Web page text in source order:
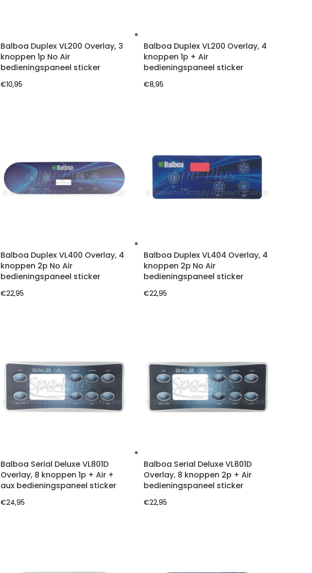
Balboa Duplex VL200 Overlay, 3
knoppen 1p No Air
bedieningspaneel sticker
€10,95
Balboa Duplex VL200 Overlay, 4
knoppen 1p + Air
bedieningspaneel sticker
€8,95
Balboa Duplex VL400 Overlay, 4
knoppen 2p No Air
bedieningspaneel sticker
€22,95
Balboa Duplex VL404 Overlay, 4
knoppen 2p No Air
bedieningspaneel sticker
€22,95
Balboa Serial Deluxe VL801D
Overlay, 8 knoppen 1p + Air +
aux bedieningspaneel sticker
€24,95
Balboa Serial Deluxe VL801D
Overlay, 8 knoppen 2p + Air
bedieningspaneel sticker
€22,95